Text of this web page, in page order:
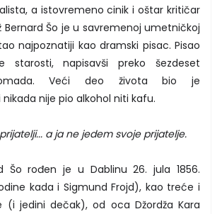
a istovremeno cinik i oštar kritičar
Bernard Šo je u savremenoj umetničkoj
najpoznatiji kao dramski pisac. Pisao
starosti, napisavši preko šezdeset
Veći deo života bio je
nije pio alkohol niti kafu.
a ja ne jedem svoje prijatelje.
Šo rođen je u Dablinu 26. jula 1856.
kada i Sigmund Frojd), kao treće i
(i jedini dečak), od oca Džordža Kara